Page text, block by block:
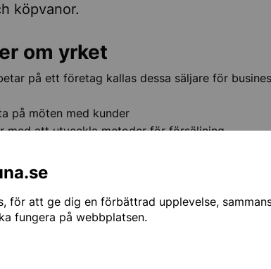
för att ge dig en förbättrad upplevelse,
fungera på webbplatsen.
köpvanor.
om yrket
på ett företag kallas dessa säljare för
på möten med kunder
med att utveckla metoder för försäljning
affärer
resultat fokuserat